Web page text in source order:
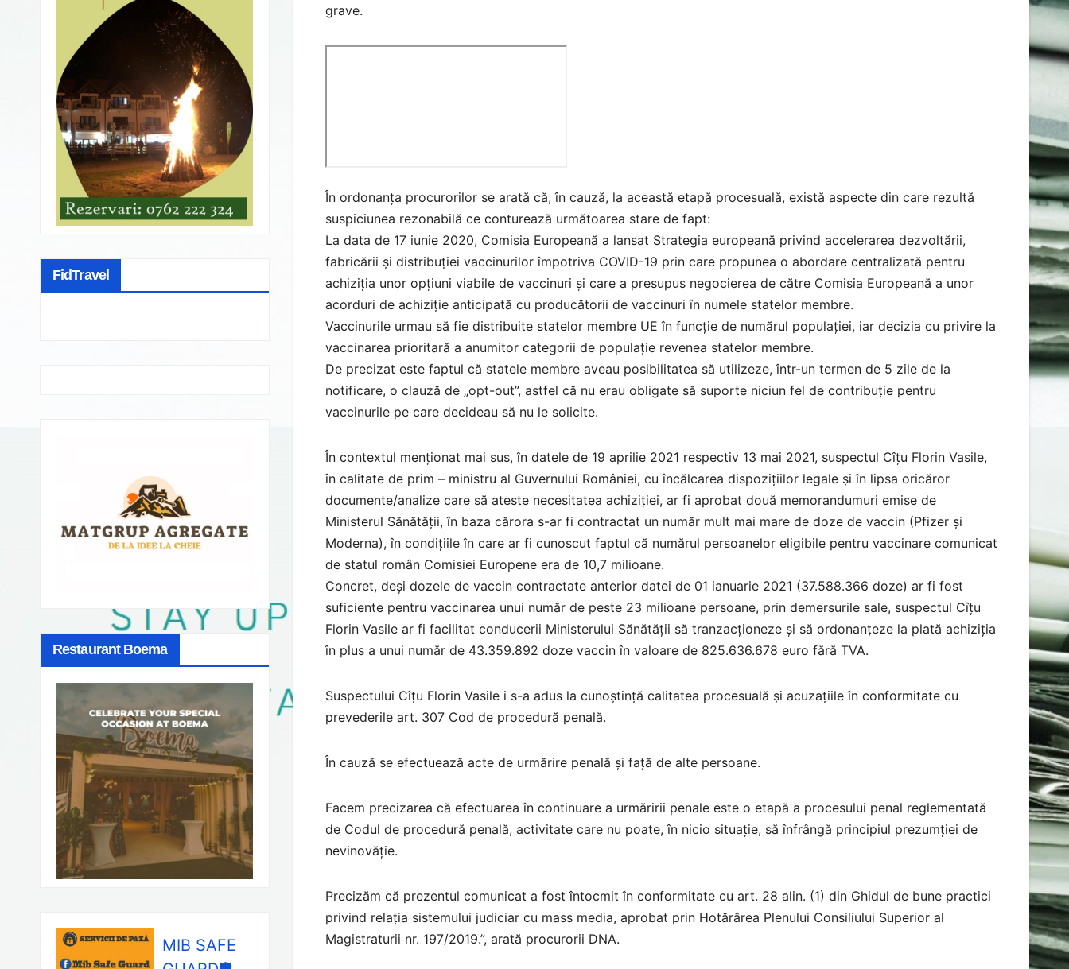
FidTravel
Restaurant Boema
MIB SAFE
grave.
În ordonanța procurorilor se arată că, în cauză, la această etapă procesuală, există aspecte din care rezultă
suspiciunea rezonabilă ce conturează următoarea stare de fapt:
La data de 17 iunie 2020, Comisia Europeană a lansat Strategia europeană privind accelerarea dezvoltării,
fabricării și distribuției vaccinurilor împotriva COVID-19 prin care propunea o abordare centralizată pentru
achiziția unor opțiuni viabile de vaccinuri și care a presupus negocierea de către Comisia Europeană a unor
acorduri de achiziție anticipată cu producătorii de vaccinuri în numele statelor membre.
Vaccinurile urmau să fie distribuite statelor membre UE în funcție de numărul populației, iar decizia cu privire la
vaccinarea prioritară a anumitor categorii de populație revenea statelor membre.
De precizat este faptul că statele membre aveau posibilitatea să utilizeze, într-un termen de 5 zile de la
notificare, o clauză de „opt-out”, astfel că nu erau obligate să suporte niciun fel de contribuție pentru
vaccinurile pe care decideau să nu le solicite.
În contextul menționat mai sus, în datele de 19 aprilie 2021 respectiv 13 mai 2021, suspectul Cîțu Florin Vasile,
în calitate de prim – ministru al Guvernului României, cu încălcarea dispozițiilor legale și în lipsa oricăror
documente/analize care să ateste necesitatea achiziției, ar fi aprobat două memorandumuri emise de
Ministerul Sănătății, în baza cărora s-ar fi contractat un număr mult mai mare de doze de vaccin (Pfizer și
Moderna), în condițiile în care ar fi cunoscut faptul că numărul persoanelor eligibile pentru vaccinare comunicat
de statul român Comisiei Europene era de 10,7 milioane.
Concret, deși dozele de vaccin contractate anterior datei de 01 ianuarie 2021 (37.588.366 doze) ar fi fost
suficiente pentru vaccinarea unui număr de peste 23 milioane persoane, prin demersurile sale, suspectul Cîțu
Florin Vasile ar fi facilitat conducerii Ministerului Sănătății să tranzacționeze și să ordonanțeze la plată achiziția
în plus a unui număr de 43.359.892 doze vaccin în valoare de 825.636.678 euro fără TVA.
Suspectului Cîțu Florin Vasile i s-a adus la cunoștință calitatea procesuală și acuzațiile în conformitate cu
prevederile art. 307 Cod de procedură penală.
În cauză se efectuează acte de urmărire penală și față de alte persoane.
Facem precizarea că efectuarea în continuare a urmăririi penale este o etapă a procesului penal reglementată
de Codul de procedură penală, activitate care nu poate, în nicio situație, să înfrângă principiul prezumției de
nevinovăție.
Precizăm că prezentul comunicat a fost întocmit în conformitate cu art. 28 alin. (1) din Ghidul de bune practici
privind relația sistemului judiciar cu mass media, aprobat prin Hotărârea Plenului Consiliului Superior al
Magistraturii nr. 197/2019.”, arată procurorii DNA.